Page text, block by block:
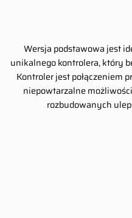
Wersja podstawowa jest
unikalnego kontrolera, który
Kontroler jest połączeniem
niepowtarzalne
rozbudowanych